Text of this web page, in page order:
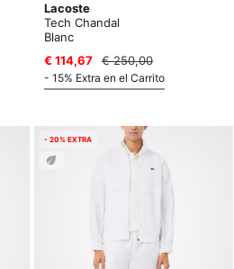
Lacoste
Tech Chandal
Blanc
€ 114,67
€ 250,00
- 15% Extra en el Carrito
- 20% EXTRA